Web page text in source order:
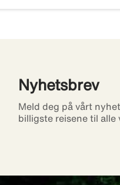
Nyhetsbrev
Meld deg på vårt
billigste reisene til alle